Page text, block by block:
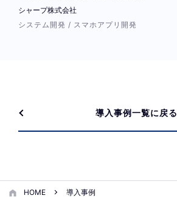
シャープ株式会社
システム開発 / スマホアプリ開発
導入事例一覧に戻る
HOME
導入事例